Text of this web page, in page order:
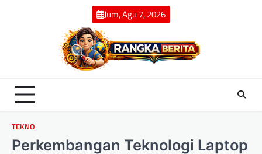
Jum, Agu 7, 2026
TEKNO
Perkembangan Teknologi Laptop